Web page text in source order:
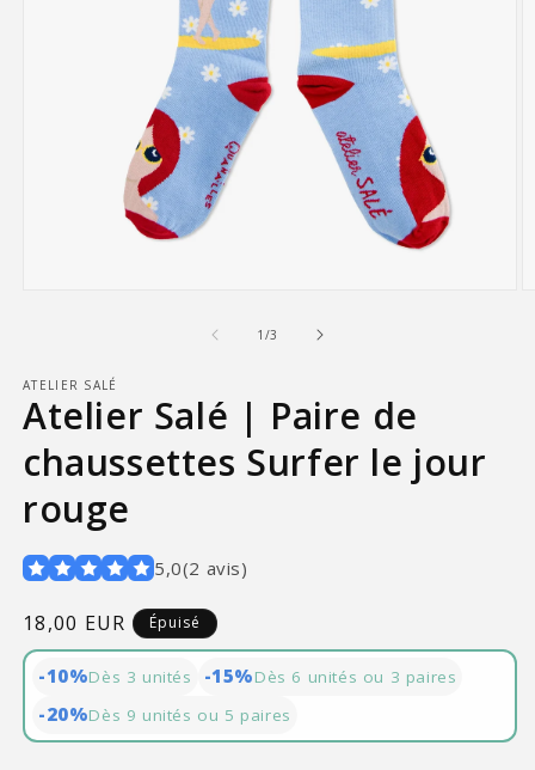
une
fenêtre
modale
1 /de
3
ATELIER SALÉ
Atelier Salé | Paire de
chaussettes Surfer le jour
rouge
5,0(2 avis)
Prix
habituel
18,00 EUR Épuisé
-10%Dès 3 unités -15%Dès 6 unités ou 3 paires
-20%Dès 9 unités ou 5 paires